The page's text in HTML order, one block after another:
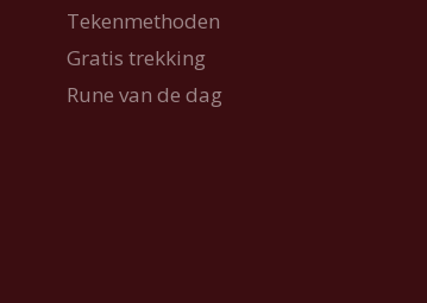
Tekenmethoden
Gratis trekking
Rune van de dag